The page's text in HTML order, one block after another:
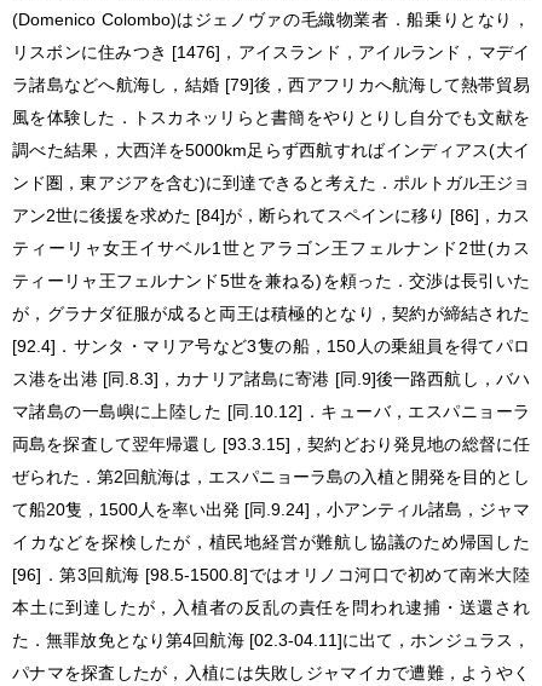
(Domenico Colombo)はジェノヴァの毛織物業者．船乗りとなり，
リスボンに住みつき [1476]，アイスランド，アイルランド，マデイ
ラ諸島などへ航海し，結婚 [79]後，西アフリカへ航海して熱帯貿易
風を体験した．
トスカネッリ らと書簡をやりとりし自分でも文献を
調べた結果，大西洋を5000km足らず西航すればインディアス(大イ
ンド圏，東アジアを含む)に到達できると考えた．ポルトガル王ジョ
アン2世に後援を求めた [84]が，断られてスペインに移り [86]，カス
ティーリャ女王イサベル1世とアラゴン王フェルナンド2世(カス
ティーリャ王フェルナンド5世を兼ねる)を頼った．交渉は長引いた
が，グラナダ征服が成ると両王は積極的となり，契約が締結された
[92.4]．サンタ・マリア号など3隻の船，150人の乗組員を得てパロ
ス港を出港 [同.8.3]，カナリア諸島に寄港 [同.9]後一路西航し，バハ
マ諸島の一島嶼に上陸した [同.10.12]．キューバ，エスパニョーラ
両島を探査して翌年帰還し [93.3.15]，契約どおり発見地の総督に任
ぜられた．第2回航海は，エスパニョーラ島の入植と開発を目的とし
て船20隻，1500人を率い出発 [同.9.24]，小アンティル諸島，ジャマ
イカなどを探検したが，植民地経営が難航し協議のため帰国した
[96]．第3回航海 [98.5-1500.8]ではオリノコ河口で初めて南米大陸
本土に到達したが，入植者の反乱の責任を問われ逮捕・送還され
た．無罪放免となり第4回航海 [02.3-04.11]に出て，ホンジュラス，
パナマを探査したが，入植には失敗しジャマイカで遭難，ようやく